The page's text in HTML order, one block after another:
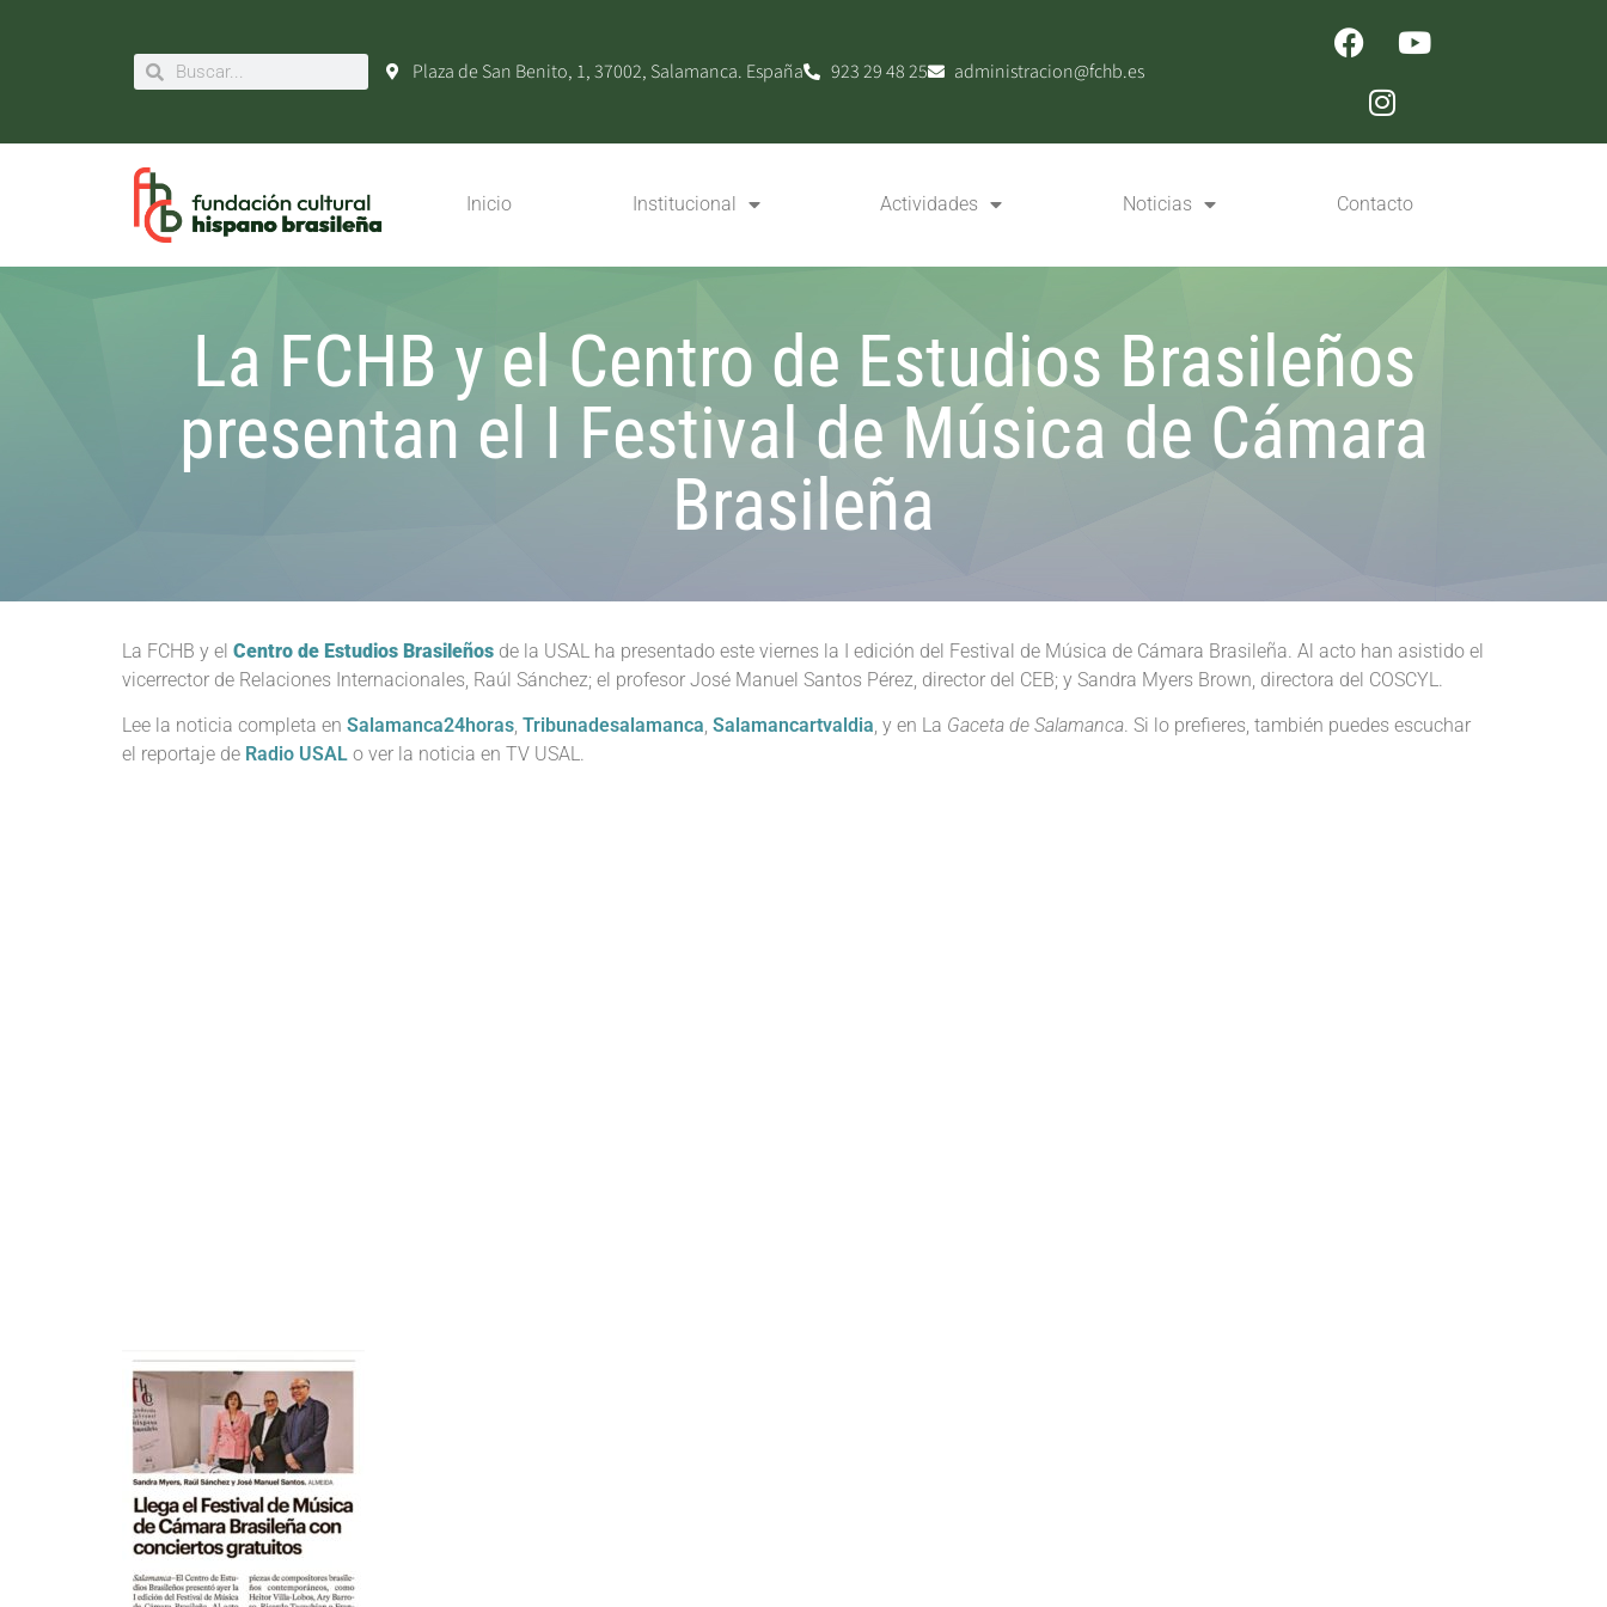
Plaza de San Benito, 1, 37002, Salamanca. España 923 29 48 25 administracion@fchb.es
Inicio Institucional Actividades Noticias Contacto
La FCHB y el Centro de Estudios Brasileños
presentan el I Festival de Música de Cámara
Brasileña
La FCHB y el Centro de Estudios Brasileños de la USAL ha presentado este viernes la I edición del Festival de Música de Cámara Brasileña. Al acto han asistido el
vicerrector de Relaciones Internacionales, Raúl Sánchez; el profesor José Manuel Santos Pérez, director del CEB; y Sandra Myers Brown, directora del COSCYL.
Lee la noticia completa en Salamanca24horas, Tribunadesalamanca, Salamancartvaldia, y en La Gaceta de Salamanca. Si lo prefieres, también puedes escuchar
el reportaje de Radio USAL o ver la noticia en TV USAL.